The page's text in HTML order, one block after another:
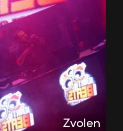
Zvolen